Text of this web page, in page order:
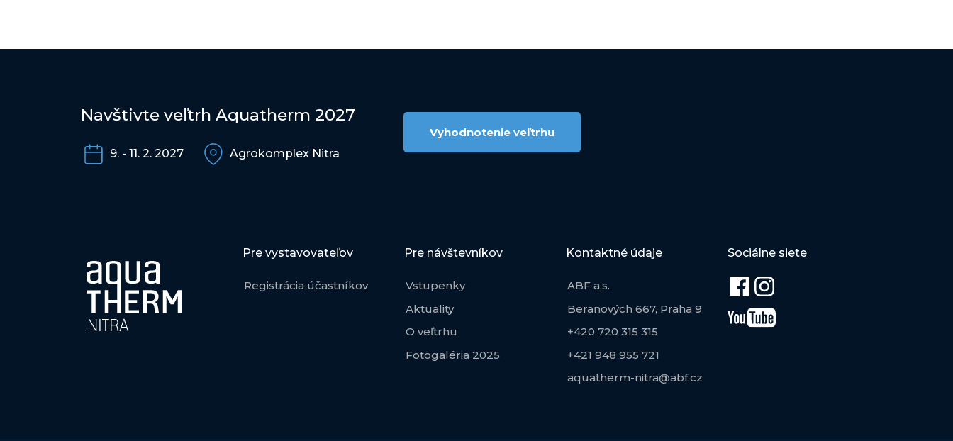
Navštivte veľtrh Aquatherm 2027
9. - 11. 2. 2027 Agrokomplex Nitra
Vyhodnotenie veľtrhu
Pre vystavovateľov
Registrácia účastníkov
Pre návštevníkov
Vstupenky
Aktuality
O veľtrhu
Fotogaléria 2025
Kontaktné údaje
ABF a.s.
Beranových 667, Praha 9
+420 720 315 315
+421 948 955 721
aquatherm-nitra@abf.cz
Sociálne siete